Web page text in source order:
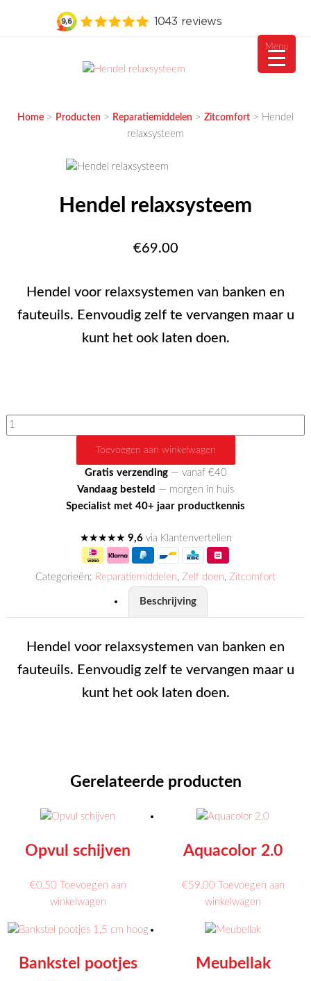
inhoudHome > Producten > Reparatiemiddelen > Zitcomfort > Hendel
relaxsysteem
Hendel relaxsysteem
€69.00
Hendel voor relaxsystemen van banken en
fauteuils. Eenvoudig zelf te vervangen maar u
kunt het ook laten doen.
Hendel
relaxsysteem
Toevoegen aan winkelwagen
Gratis verzending— vanaf €40
Vandaag besteld — morgen in huis
Specialist met 40+ jaar productkennis
★★★★★ 9,6via Klantenvertellen
Categorieën: Reparatiemiddelen, Zelf doen, Zitcomfort
Beschrijving
Hendel voor relaxsystemen van banken en
fauteuils. Eenvoudig zelf te vervangen maar u
kunt het ook laten doen.
Gerelateerde producten
Opvul schijven
€0.50 Toevoegen aan
winkelwagen
Aquacolor 2.0
€59.00 Toevoegen aan
winkelwagen
heeft
variaties.
Bankstel pootjes
Meubellak
Menu